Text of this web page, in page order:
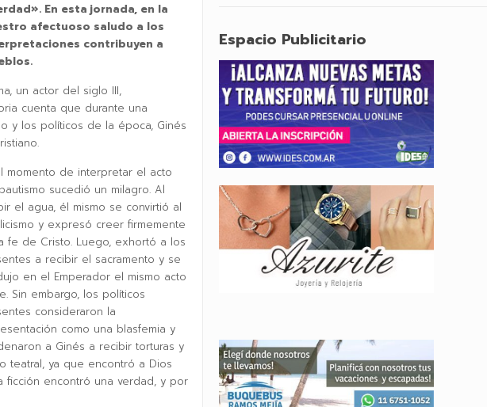
En esta jornada, en la
afectuoso saludo a los
contribuyen a
un actor del siglo III,
cuenta que durante una
y los políticos de la época, Ginés
momento de interpretar el acto
sucedió un milagro. Al
el agua, él mismo se convirtió al
y expresó creer firmemente
fe de Cristo. Luego, exhortó a los
a recibir el sacramento y se
en el Emperador el mismo acto
Sin embargo, los políticos
consideraron la
como una blasfemia y
a Ginés a recibir torturas y
teatral, ya que encontró a Dios
encontró una verdad, y por
Espacio Publicitario